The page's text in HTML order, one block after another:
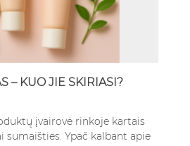
– KUO JIE SKIRIASI?
įvairovė rinkoje kartais
sumaišties. Ypač kalbant apie